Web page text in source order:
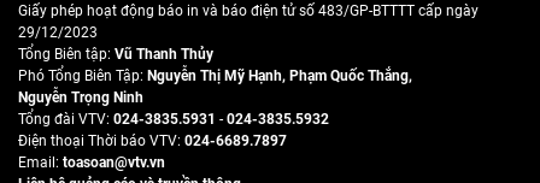
Giấy phép hoạt động báo in và báo điện tử số 483/GP-BTTTT cấp ngày
29/12/2023
Tổng Biên tập: Vũ Thanh Thủy
Phó Tổng Biên Tập: Nguyễn Thị Mỹ Hạnh, Phạm Quốc Thắng,
Nguyễn Trọng Ninh
Tổng đài VTV: 024-3835.5931 - 024-3835.5932
Ðiện thoại Thời báo VTV: 024-6689.7897
Email: toasoan@vtv.vn